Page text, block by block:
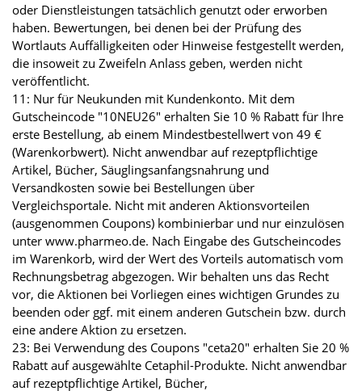
oder Dienstleistungen tatsächlich genutzt oder erworben
haben. Bewertungen, bei denen bei der Prüfung des
Wortlauts Auffälligkeiten oder Hinweise festgestellt werden,
die insoweit zu Zweifeln Anlass geben, werden nicht
veröffentlicht.
11: Nur für Neukunden mit Kundenkonto. Mit dem
Gutscheincode "10NEU26" erhalten Sie 10 % Rabatt für Ihre
erste Bestellung, ab einem Mindestbestellwert von 49 €
(Warenkorbwert). Nicht anwendbar auf rezeptpflichtige
Artikel, Bücher, Säuglingsanfangsnahrung und
Versandkosten sowie bei Bestellungen über
Vergleichsportale. Nicht mit anderen Aktionsvorteilen
(ausgenommen Coupons) kombinierbar und nur einzulösen
unter www.pharmeo.de. Nach Eingabe des Gutscheincodes
im Warenkorb, wird der Wert des Vorteils automatisch vom
Rechnungsbetrag abgezogen. Wir behalten uns das Recht
vor, die Aktionen bei Vorliegen eines wichtigen Grundes zu
beenden oder ggf. mit einem anderen Gutschein bzw. durch
eine andere Aktion zu ersetzen.
23: Bei Verwendung des Coupons "ceta20" erhalten Sie 20 %
Rabatt auf ausgewählte Cetaphil-Produkte. Nicht anwendbar
auf rezeptpflichtige Artikel, Bücher,